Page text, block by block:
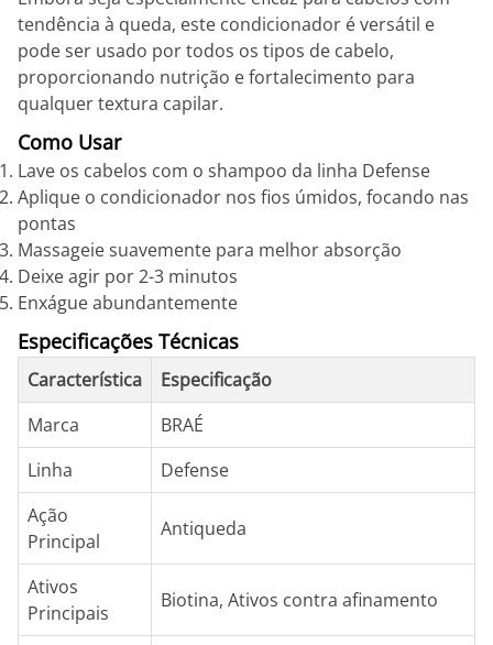
tendência à queda, este condicionador é versátil e
pode ser usado por todos os tipos de cabelo,
proporcionando nutrição e fortalecimento para
qualquer textura capilar.
Como Usar
Lave os cabelos com o shampoo da linha Defense
Aplique o condicionador nos fios úmidos, focando nas
pontas
Massageie suavemente para melhor absorção
Deixe agir por 2-3 minutos
Enxágue abundantemente
Especificações Técnicas
Característica
Especificação
Marca
BRAÉ
Linha
Defense
Ação
Principal
Antiqueda
Ativos
Principais
Biotina, Ativos contra afinamento